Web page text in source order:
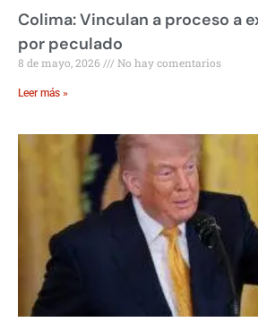
Colima: Vinculan a proceso a
por peculado
8 de mayo, 2026 No hay comentarios
Leer más »